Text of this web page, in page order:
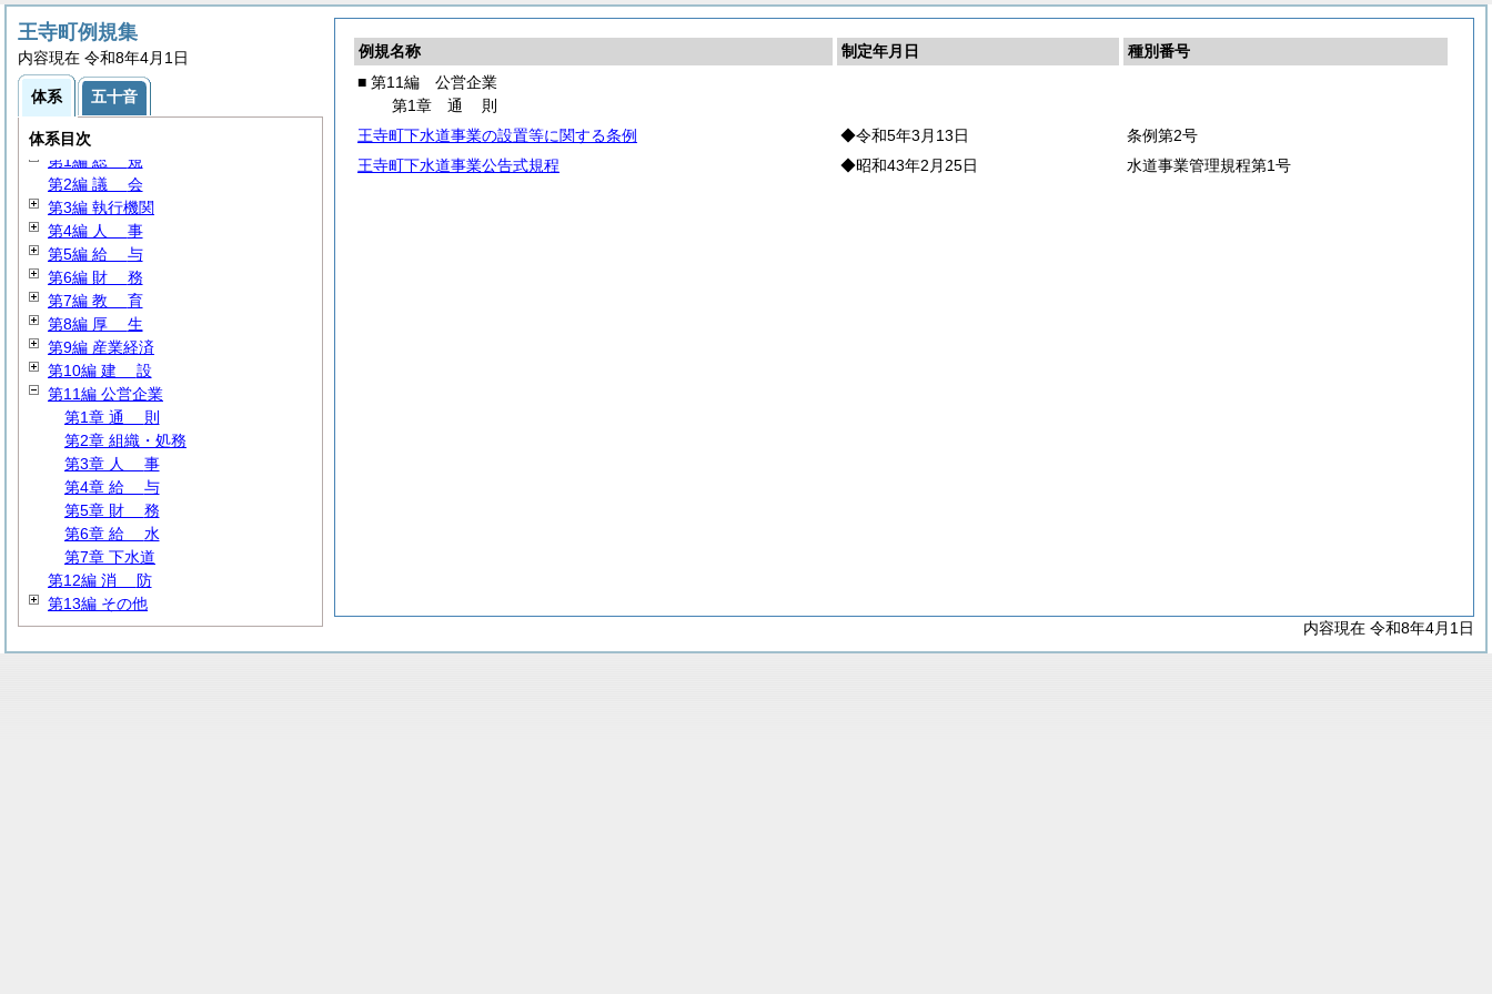
例規名称 制定年月日
種別番号
■ 第11編 公営企業
第1章 通 則
王寺町下水道事業の設置等に関する条例
◆令和5年3月13日
条例第2号
王寺町下水道事業公告式規程
◆昭和43年2月25日 水道事業管理規程第1号
内容現在 令和8年4月1日
王寺町例規集
内容現在 令和8年4月1日
体系 五十音
体系目次
第1編 総 規
第2編 議 会
第3編 執行機関
第4編 人 事
第5編 給 与
第6編 財 務
第7編 教 育
第8編 厚 生
第9編 産業経済
第10編 建 設
第11編 公営企業
第1章 通 則
第2章 組織・処務
第3章 人 事
第4章 給 与
第5章 財 務
第6章 給 水
第7章 下水道
第12編 消 防
第13編 その他